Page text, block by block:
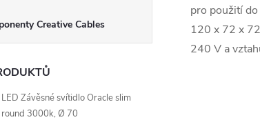
Creative Cables
LED Závěsné svítidlo Oracle slim
round 3000k, Ø 70
pro použití
120 x 72 x
240 V a